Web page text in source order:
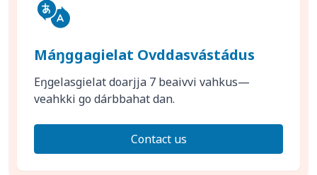
Máŋggagielat Ovddasvástádus
Eŋgelasgielat doarjja 7 beaivvi vahkus—
veahkki go dárbbahat dan.
Contact us